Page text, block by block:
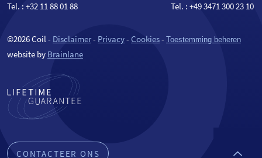
Tel. : +32 11 88 01 88 Tel. : +49 3471 300 23 10
©2026 Coil - Disclaimer- Privacy- Cookies- Toestemming beheren
website by Brainlane
CONTACTEER ONS